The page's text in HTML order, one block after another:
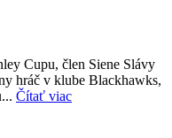
Cupu, člen Siene Slávy
hráč v klube Blackhawks,
Čítať viac